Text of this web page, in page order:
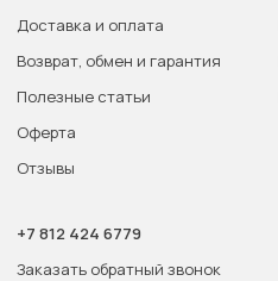
Доставка и оплата
Возврат, обмен и гарантия
Полезные статьи
Оферта
Отзывы
+7 812 424 6779
Заказать обратный звонок